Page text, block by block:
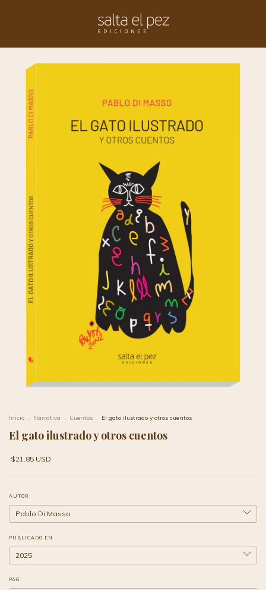
Inicio . Narrativa . Cuentos . El gato ilustrado y otros cuentos
El gato ilustrado y otros cuentos
$21.85 USD
AUTOR
PUBLICADO EN
PAG